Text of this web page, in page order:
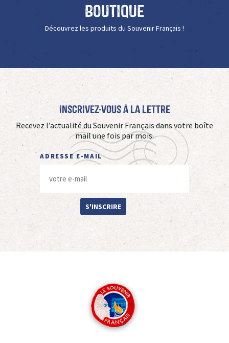
Boutique
Découvrez les produits du Souvenir Français !
Inscrivez-vous à La Lettre
Recevez l’actualité du Souvenir Français dans votre boîte
mail une fois par mois.
ADRESSE E-MAIL
S'INSCRIRE